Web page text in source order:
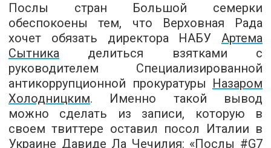
Послы стран Большой семерки
обеспокоены тем, что Верховная Рада
хочет обязать директора НАБУ Артема
Сытника делиться взятками с
руководителем Специализированной
антикоррупционной прокуратуры Назаром
Холодницким. Именно такой вывод
можно сделать из записи, которую в
своем твиттере оставил посол Италии в
Украине Давиде Ла Чечилия: «Послы #G7